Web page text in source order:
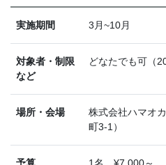
実施期間 3月~10月
対象者・制限
など
どなたでも可（
場所・会場
株式会社ハマオ
町3-1）